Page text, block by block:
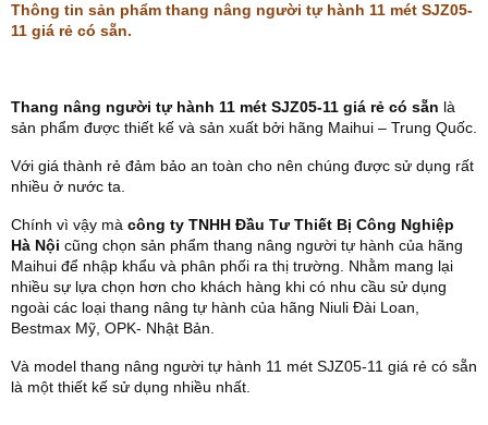
Thông tin sản phẩm thang nâng người tự hành 11 mét SJZ05-
11 giá rẻ có sẵn.
Thang nâng người tự hành 11 mét SJZ05-11 giá rẻ có sẵn là
sản phẩm được thiết kế và sản xuất bởi hãng Maihui – Trung Quốc.
Với giá thành rẻ đảm bảo an toàn cho nên chúng được sử dụng rất
nhiều ở nước ta.
Chính vì vậy mà công ty TNHH Đầu Tư Thiết Bị Công Nghiệp
Hà Nội cũng chọn sản phẩm thang nâng người tự hành của hãng
Maihui để nhập khẩu và phân phối ra thị trường. Nhằm mang lại
nhiều sự lựa chọn hơn cho khách hàng khi có nhu cầu sử dụng
ngoài các loại thang nâng tự hành của hãng Niuli Đài Loan,
Bestmax Mỹ, OPK- Nhật Bản.
Và model thang nâng người tự hành 11 mét SJZ05-11 giá rẻ có sẵn
là một thiết kế sử dụng nhiều nhất.